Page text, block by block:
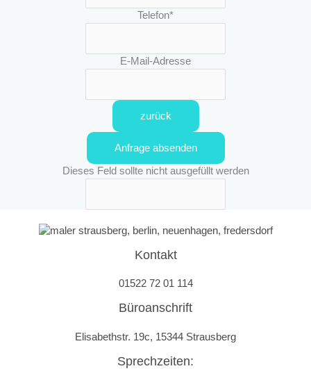
Telefon*
E-Mail-Adresse
zurück
Anfrage absenden
Dieses Feld sollte nicht ausgefüllt werden
Kontakt
01522 72 01 114
Büroanschrift
Elisabethstr. 19c, 15344 Strausberg
Sprechzeiten: